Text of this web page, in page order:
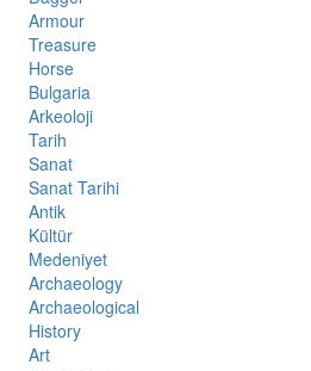
Armour
Treasure
Horse
Bulgaria
Arkeoloji
Tarih
Sanat
Sanat Tarihi
Antik
Kültür
Medeniyet
Archaeology
Archaeological
History
Art